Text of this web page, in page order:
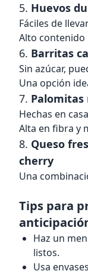
5. Huevos
Fáciles de
Alto contenido
6. Barritas
Sin azúcar,
Una opción
7.
Hechas en
Alta en fibra y
8. Queso
cherry
Una
Tips para
Haz un
listos.
Usa